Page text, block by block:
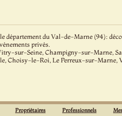
département du Val-de-Marne (94):
privés.
sur-Seine, Champigny-sur-Marne,
Choisy-le-Roi, Le Perreux-sur-
Propriétaires Professionnels